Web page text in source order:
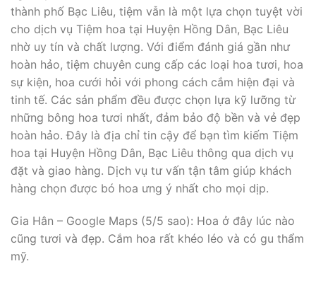
thành phố Bạc Liêu, tiệm vẫn là một lựa chọn tuyệt vời
cho dịch vụ Tiệm hoa tại Huyện Hồng Dân, Bạc Liêu
nhờ uy tín và chất lượng. Với điểm đánh giá gần như
hoàn hảo, tiệm chuyên cung cấp các loại hoa tươi, hoa
sự kiện, hoa cưới hỏi với phong cách cắm hiện đại và
tinh tế. Các sản phẩm đều được chọn lựa kỹ lưỡng từ
những bông hoa tươi nhất, đảm bảo độ bền và vẻ đẹp
hoàn hảo. Đây là địa chỉ tin cậy để bạn tìm kiếm Tiệm
hoa tại Huyện Hồng Dân, Bạc Liêu thông qua dịch vụ
đặt và giao hàng. Dịch vụ tư vấn tận tâm giúp khách
hàng chọn được bó hoa ưng ý nhất cho mọi dịp.
Gia Hân – Google Maps (5/5 sao): Hoa ở đây lúc nào
cũng tươi và đẹp. Cắm hoa rất khéo léo và có gu thẩm
mỹ.